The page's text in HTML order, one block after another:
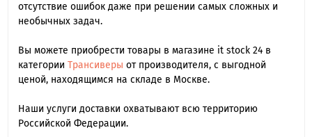
отсутствие ошибок даже при решении самых сложных и
необычных задач.
Вы можете приобрести товары в магазине it stock 24 в
категории Трансиверы от производителя, с выгодной
ценой, находящимся на складе в Москве.
Наши услуги доставки охватывают всю территорию
Российской Федерации.